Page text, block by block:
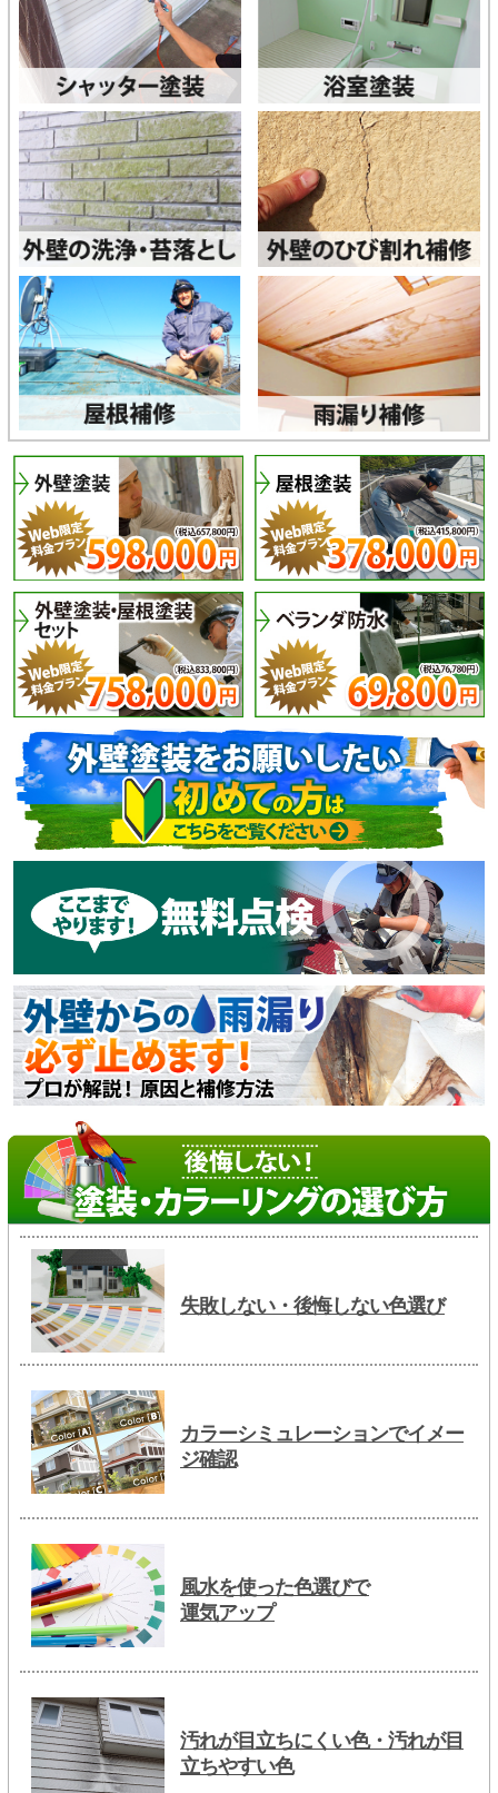
失敗しない・後悔しない色選び
カラーシミュレーションでイメー
ジ確認
風水を使った色選びで
運気アップ
汚れが目立ちにくい色・汚れが目
立ちやすい色